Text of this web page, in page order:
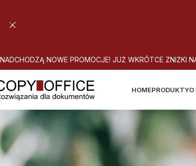
Skip to main content
NADCHODZĄ NOWE PROMOCJE! JUŻ WKRÓTCE ZNIŻKI N
HOMEPRODUKTYO